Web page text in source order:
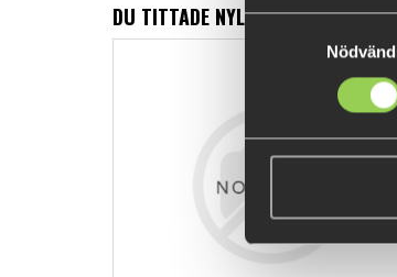
Samtyckesval
DU TITTADE NYLIGEN PÅ